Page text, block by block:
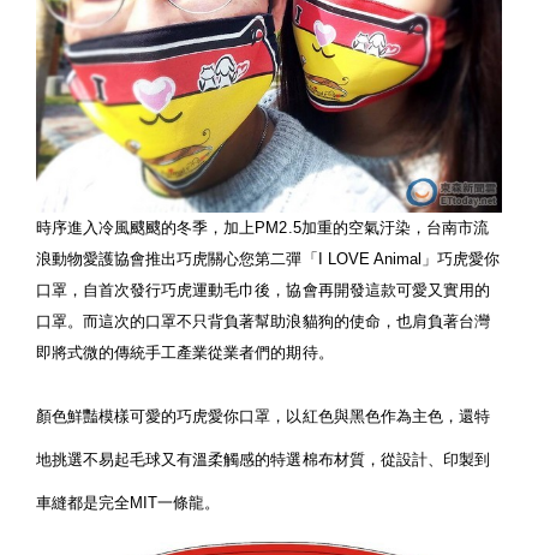
時序進入冷風颼颼的冬季，加上PM2.5加重的空氣汙染，台南市流
浪動物愛護協會推出巧虎關心您第二彈「I LOVE Animal」巧虎愛你
口罩，自首次發行巧虎運動毛巾後，協會再開發這款可愛又實用的
口罩。而這次的口罩不只背負著幫助浪貓狗的使命，也肩負著台灣
即將式微的傳統手工產業從業者們的期待。
顏色鮮豔模樣可愛的巧虎愛你口罩，以紅色與黑色作為主色，還特
地挑選不易起毛球又有溫柔觸感的特選棉布材質，從設計、印製到
車縫都是完全MIT一條龍。